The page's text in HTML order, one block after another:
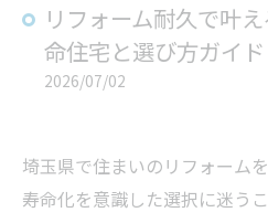
リフォーム耐久で叶
命住宅と選び方ガイド
2026/07/02
埼玉県で住まいのリフォーム
寿命化を意識した選択に迷う